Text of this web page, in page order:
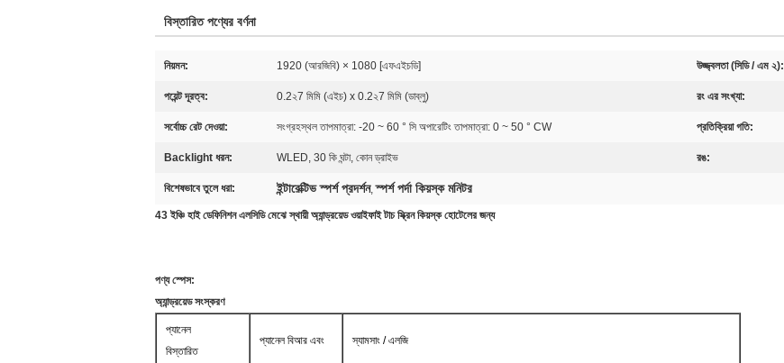
বিস্তারিত পণ্যের বর্ণনা
নিয়মন: 1920 (আরজিবি) × 1080 [এফএইচডি] উজ্জ্বলতা (সিডি / এম ২):
পয়েন্ট দূরত্ব: 0.2২7 মিমি (এইচ) x 0.2২7 মিমি (ডাব্লু) রং এর সংখ্যা:
সর্বোচ্চ রেট দেওয়া: সংগ্রহস্থল তাপমাত্রা: -20 ~ 60 ° সি অপারেটিং তাপমাত্রা: 0 ~ 50 ° CW প্রতিক্রিয়া গতি:
Backlight ধরন: WLED, 30 কি ঘন্টা, কোন ড্রাইভ রঙ:
বিশেষভাবে তুলে ধরা: ইন্টারেক্টিভ স্পর্শ প্রদর্শন,স্পর্শ পর্দা কিয়স্ক মনিটর
43 ইঞ্চি হাই ডেফিনিশন এলসিডি মেঝে স্থায়ী অ্যান্ড্রয়েড ওয়াইফাই টাচ স্ক্রিন কিয়স্ক হোটেলের জন্য
পণ্য স্পেস:
অ্যান্ড্রয়েড সংস্করণ
প্যানেল
বিস্তারিত
প্যানেল বিআর এবং স্যামসাং / এলজি